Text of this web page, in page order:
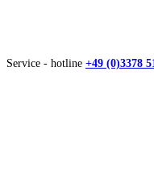
Service - hotline +49 (0)3378